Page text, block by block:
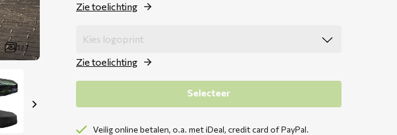
1 / 7
Zie toelichting
Zie toelichting
Selecteer
Veilig online betalen, o.a. met iDeal, credit card of PayPal.